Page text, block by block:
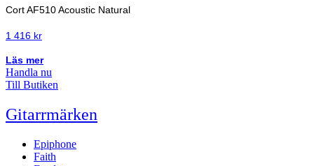
Cort AF510 Acoustic Natural
1 416 kr
Läs mer
Handla nu
Till Butiken
Gitarrmärken
Epiphone
Faith